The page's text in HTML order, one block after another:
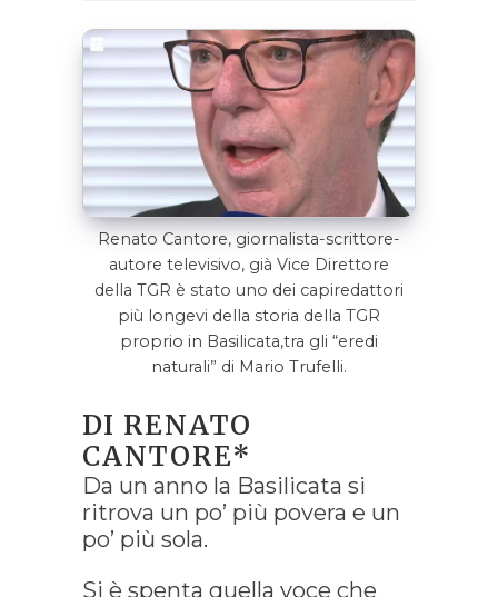
Renato Cantore, giornalista-scrittore-
autore televisivo, già Vice Direttore
della TGR è stato uno dei capiredattori
più longevi della storia della TGR
proprio in Basilicata,tra gli “eredi
naturali” di Mario Trufelli.
DI RENATO
CANTORE*
Da un anno la Basilicata si
ritrova un po’ più povera e un
po’ più sola.
Si è spenta quella voce che